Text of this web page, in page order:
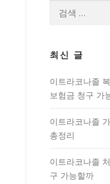
최신 글
이트라코나졸
보험금 청구 가
이트라코나졸
총정리
이트라코나졸
구 가능할까